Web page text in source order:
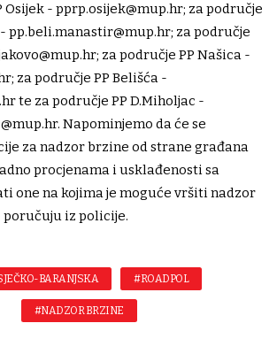
Osijek - pprp.osijek@mup.hr; za područje
pp.beli.manastir@mup.hr; za područje
; za područje PP Našica -
; za područje PP Belišća -
te za područje PP D.Miholjac -
. Napominjemo da će se
za nadzor brzine od strane građana
procjenama i usklađenosti sa
one na kojima je moguće vršiti nadzor
iz policije.
BARANJSKA #ROADPOL
#NADZOR BRZINE